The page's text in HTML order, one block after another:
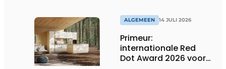
ALGEMEEN 14 JULI 2026
Primeur:
internationale Red
Dot Award 2026 voor